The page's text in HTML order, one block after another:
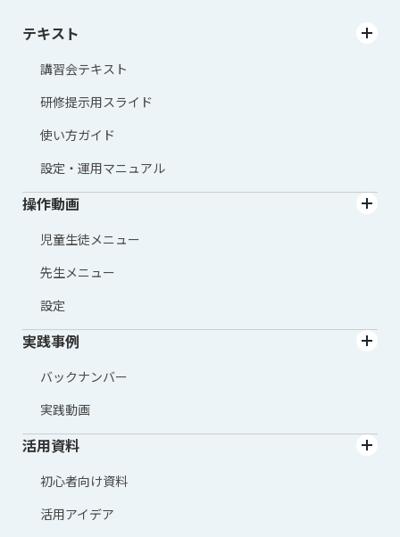
テキスト
講習会テキスト
研修提示用スライド
使い方ガイド
設定・運用マニュアル
操作動画
児童生徒メニュー
先生メニュー
設定
実践事例
バックナンバー
実践動画
活用資料
初心者向け資料
活用アイデア